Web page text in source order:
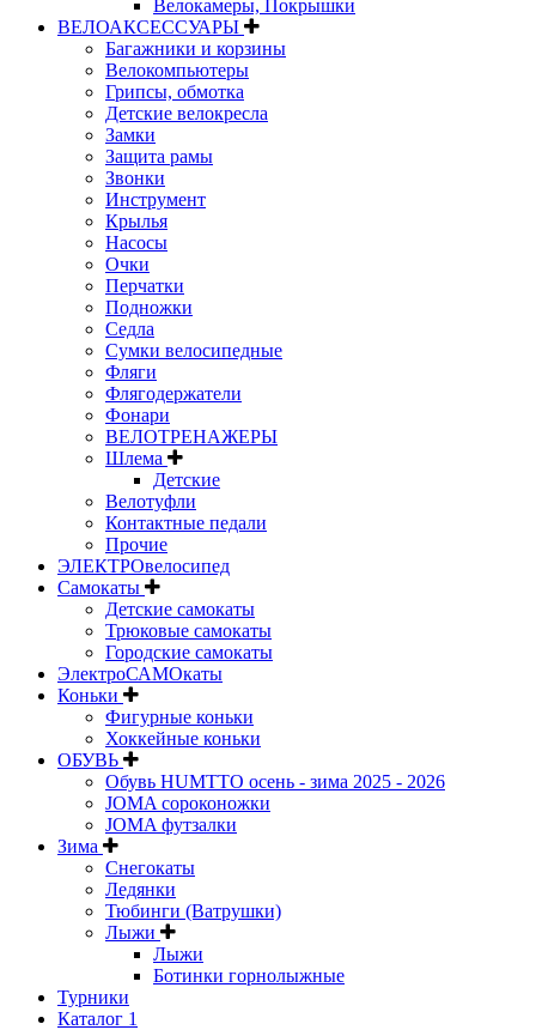
Велокамеры, Покрышки
ВЕЛОАКСЕССУАРЫ
Багажники и корзины
Велокомпьютеры
Грипсы, обмотка
Детские велокресла
Замки
Защита рамы
Звонки
Инструмент
Крылья
Насосы
Очки
Перчатки
Подножки
Седла
Сумки велосипедные
Фляги
Флягодержатели
Фонари
ВЕЛОТРЕНАЖЕРЫ
Шлема
Детские
Велотуфли
Контактные педали
Прочие
ЭЛЕКТРОвелосипед
Самокаты
Детские самокаты
Трюковые самокаты
Городские самокаты
ЭлектроСАМОкаты
Коньки
Фигурные коньки
Хоккейные коньки
ОБУВЬ
Обувь HUMTTO осень - зима 2025 - 2026
JOMA сороконожки
JOMA футзалки
Зима
Снегокаты
Ледянки
Тюбинги (Ватрушки)
Лыжи
Лыжи
Ботинки горнолыжные
Турники
Каталог 1